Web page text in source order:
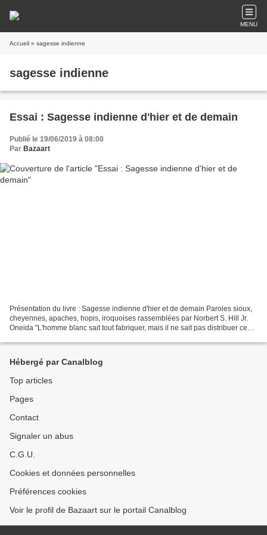
MENU
Accueil » sagesse indienne
sagesse indienne
Essai : Sagesse indienne d'hier et de demain
Publié le 19/06/2019 à 08:00
Par Bazaart
Présentation du livre : Sagesse indienne d'hier et de demain Paroles sioux,
cheyennes, apaches, hopis, iroquoises rassemblées par Norbert S. Hill Jr.
Oneida "L'homme blanc sait tout fabriquer, mais il ne sait pas distribuer ce
Hébergé par Canalblog
Top articles
Pages
Contact
Signaler un abus
C.G.U.
Cookies et données personnelles
Préférences cookies
Voir le profil de Bazaart sur le portail Canalblog